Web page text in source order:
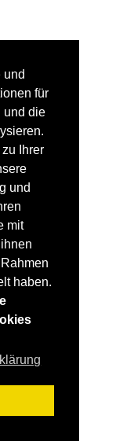
und
für
und die
Ihrer
und
mit
haben.